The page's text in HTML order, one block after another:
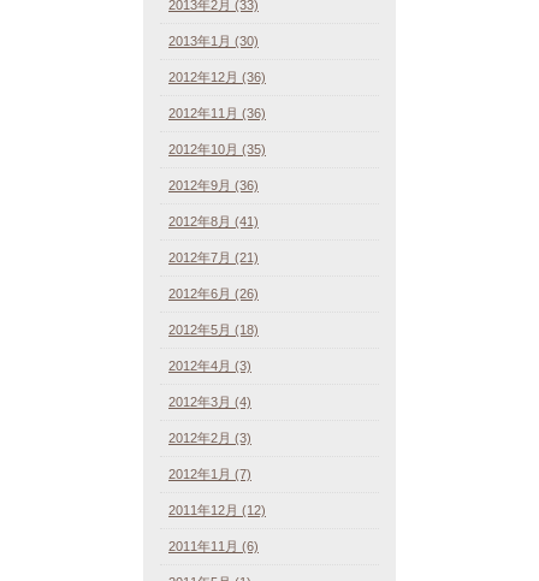
2013年2月 (33)
2013年1月 (30)
2012年12月 (36)
2012年11月 (36)
2012年10月 (35)
2012年9月 (36)
2012年8月 (41)
2012年7月 (21)
2012年6月 (26)
2012年5月 (18)
2012年4月 (3)
2012年3月 (4)
2012年2月 (3)
2012年1月 (7)
2011年12月 (12)
2011年11月 (6)